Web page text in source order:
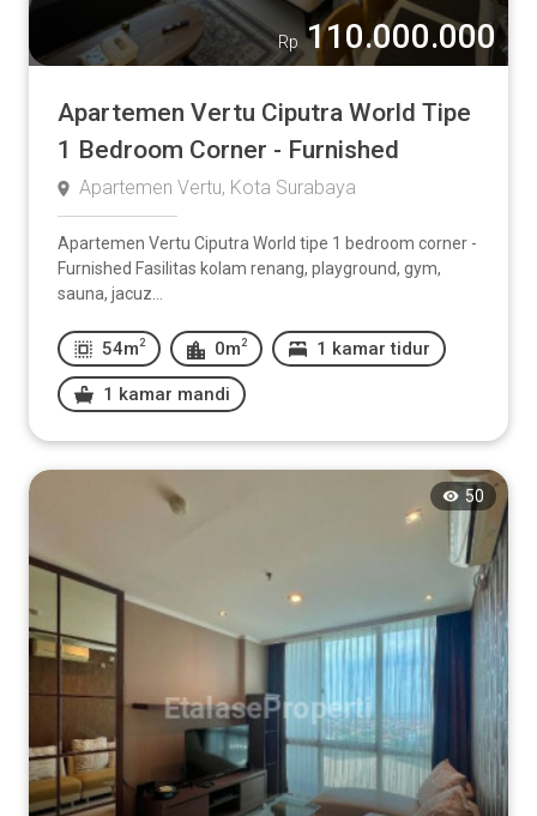
Rp 110.000.000
Apartemen Vertu Ciputra World Tipe
1 Bedroom Corner - Furnished
Apartemen Vertu, Kota Surabaya
Apartemen Vertu Ciputra World tipe 1 bedroom corner -
Furnished Fasilitas kolam renang, playground, gym,
sauna, jacuz...
54m 2 0m 2 1 kamar tidur
1 kamar mandi
50